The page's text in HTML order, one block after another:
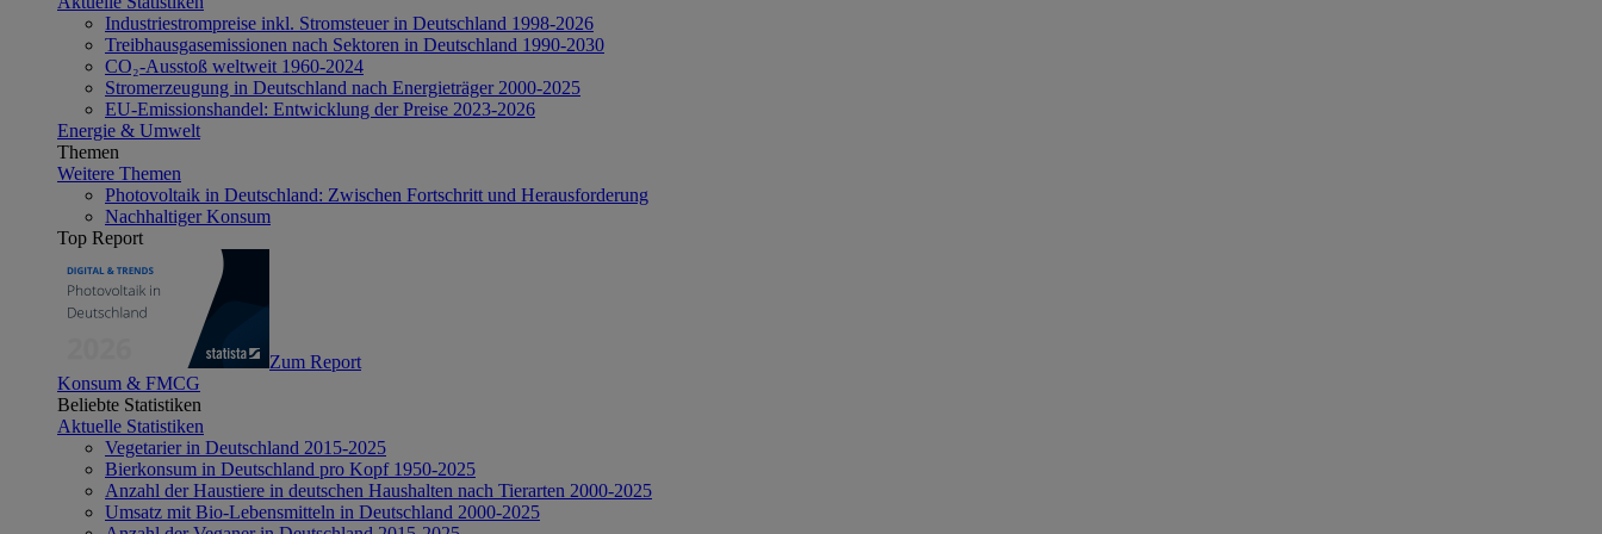
Industriestrompreise inkl. Stromsteuer in Deutschland 1998-2026
Treibhausgasemissionen nach Sektoren in Deutschland 1990-2030
CO₂-Ausstoß weltweit 1960-2024
Stromerzeugung in Deutschland nach Energieträger 2000-2025
EU-Emissionshandel: Entwicklung der Preise 2023-2026
Energie & Umwelt
Themen
Weitere Themen
Photovoltaik in Deutschland: Zwischen Fortschritt und Herausforderung
Nachhaltiger Konsum
Top Report
Zum Report
Konsum & FMCG
Beliebte Statistiken
Aktuelle Statistiken
Vegetarier in Deutschland 2015-2025
Bierkonsum in Deutschland pro Kopf 1950-2025
Anzahl der Haustiere in deutschen Haushalten nach Tierarten 2000-2025
Umsatz mit Bio-Lebensmitteln in Deutschland 2000-2025